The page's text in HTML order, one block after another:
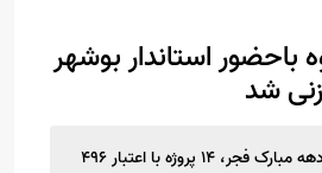
باحضور استاندار بوشهر
شد
بمناسبت گرامیداشت دهه مبارک فجر، ۱۴ پروژه با اعتبار ۴۹۶